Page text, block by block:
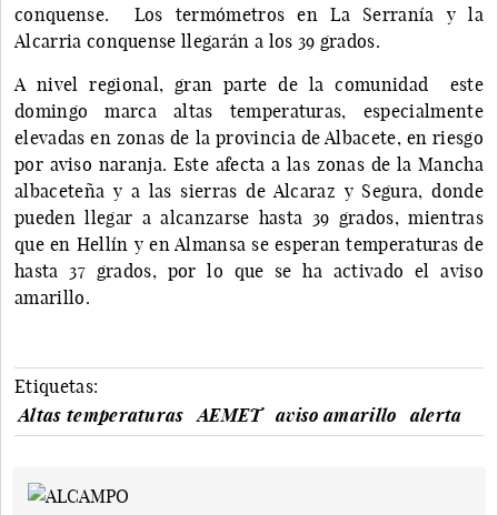
conquense. Los termómetros en La Serranía y la
Alcarria conquense llegarán a los 39 grados.
A nivel regional, gran parte de la comunidad este
domingo marca altas temperaturas, especialmente
elevadas en zonas de la provincia de Albacete, en riesgo
por aviso naranja. Este afecta a las zonas de la Mancha
albaceteña y a las sierras de Alcaraz y Segura, donde
pueden llegar a alcanzarse hasta 39 grados, mientras
que en Hellín y en Almansa se esperan temperaturas de
hasta 37 grados, por lo que se ha activado el aviso
amarillo.
Etiquetas:
Altas temperaturas
AEMET aviso amarillo alerta